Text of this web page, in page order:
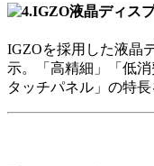
IGZOを採用した液晶
示。「高精細」「低
タッチパネル」の特長